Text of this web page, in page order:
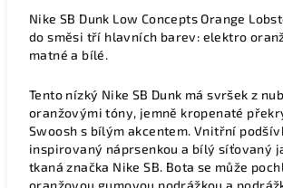
Nike SB Dunk Low Concepts Orange
do směsi tří hlavních barev: elektro
matné a bílé.
Tento nízký Nike SB Dunk má svršek z
oranžovými tóny, jemně kropenaté
Swoosh s bílým akcentem. Vnitřní
inspirovaný náprsenkou a bílý síťovaný
tkaná značka Nike SB. Bota se může
oranžovou gumovou podrážkou a